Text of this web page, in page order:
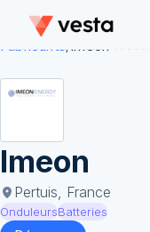
Fabricants/Imeon
Imeon
Pertuis, France
OnduleursBatteries